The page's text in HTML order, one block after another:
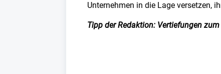
Unternehmen in die Lage versetzen,
Tipp der Redaktion: Vertiefungen